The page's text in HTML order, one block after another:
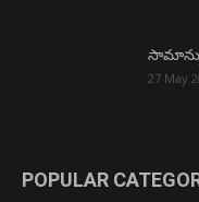
27 May
POPULAR